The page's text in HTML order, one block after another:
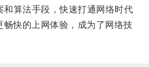
算法手段，快速打通网络时代
快的上网体验，成为了网络技